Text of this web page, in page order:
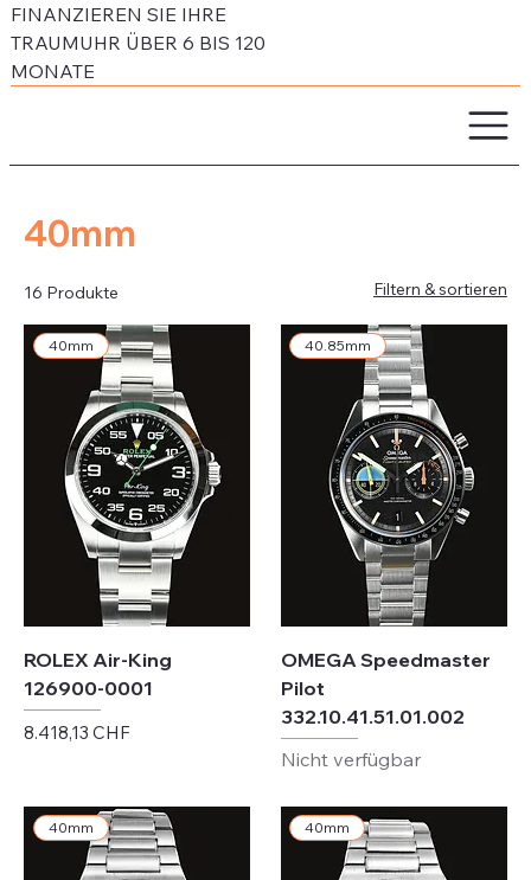
FINANZIEREN SIE IHRE
TRAUMUHR ÜBER 6 BIS 120
MONATE
40mm
16 Produkte Filtern & sortieren
40mm
ROLEX Air-King
126900-0001
Preis
8.418,13 CHF
40.85mm
OMEGA Speedmaster
Pilot
332.10.41.51.01.002
Nicht verfügbar
40mm 40mm